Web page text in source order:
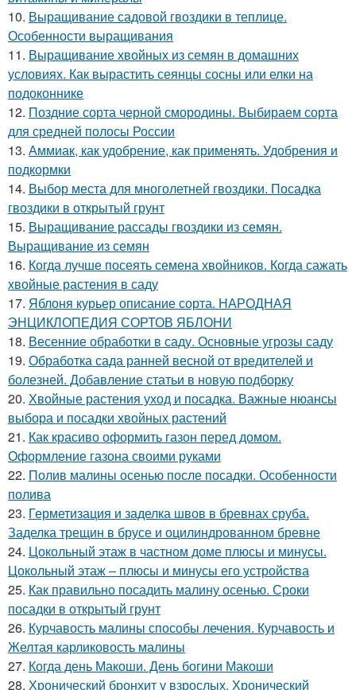
10. Выращивание садовой гвоздики в теплице.
Особенности выращивания
11. Выращивание хвойных из семян в домашних
условиях. Как вырастить сеянцы сосны или елки на
подоконнике
12. Поздние сорта черной смородины. Выбираем сорта
для средней полосы России
13. Аммиак, как удобрение, как применять. Удобрения и
подкормки
14. Выбор места для многолетней гвоздики. Посадка
гвоздики в открытый грунт
15. Выращивание рассады гвоздики из семян.
Выращивание из семян
16. Когда лучше посеять семена хвойников. Когда сажать
хвойные растения в саду
17. Яблоня курьер описание сорта. НАРОДНАЯ
ЭНЦИКЛОПЕДИЯ СОРТОВ ЯБЛОНИ
18. Весенние обработки в саду. Основные угрозы саду
19. Обработка сада ранней весной от вредителей и
болезней. Добавление статьи в новую подборку
20. Хвойные растения уход и посадка. Важные нюансы
выбора и посадки хвойных растений
21. Как красиво оформить газон перед домом.
Оформление газона своими руками
22. Полив малины осенью после посадки. Особенности
полива
23. Герметизация и заделка швов в бревнах сруба.
Заделка трещин в брусе и оцилиндрованном бревне
24. Цокольный этаж в частном доме плюсы и минусы.
Цокольный этаж – плюсы и минусы его устройства
25. Как правильно посадить малину осенью. Сроки
посадки в открытый грунт
26. Курчавость малины способы лечения. Курчавость и
Желтая карликовость малины
27. Когда день Макоши. День богини Макоши
28. Хронический бронхит у взрослых. Хронический